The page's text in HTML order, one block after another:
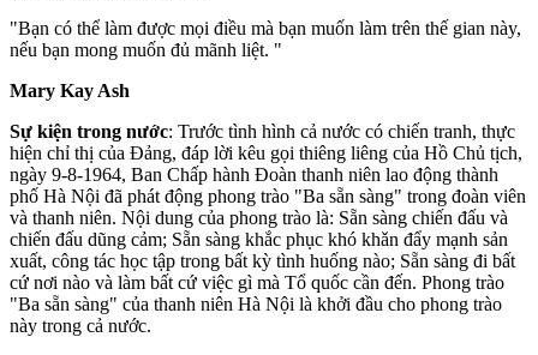
"Bạn có thể làm được mọi điều mà bạn muốn làm trên thế gian này,
nếu bạn mong muốn đủ mãnh liệt. "
Mary Kay Ash
Sự kiện trong nước: Trước tình hình cả nước có chiến tranh, thực
hiện chỉ thị của Đảng, đáp lời kêu gọi thiêng liêng của Hồ Chủ tịch,
ngày 9-8-1964, Ban Chấp hành Đoàn thanh niên lao động thành
phố Hà Nội đã phát động phong trào "Ba sẵn sàng" trong đoàn viên
và thanh niên. Nội dung của phong trào là: Sẵn sàng chiến đấu và
chiến đấu dũng cảm; Sẵn sàng khắc phục khó khǎn đẩy mạnh sản
xuất, công tác học tập trong bất kỳ tình huống nào; Sẵn sàng đi bất
cứ nơi nào và làm bất cứ việc gì mà Tổ quốc cần đến. Phong trào
"Ba sẵn sàng" của thanh niên Hà Nội là khởi đầu cho phong trào
này trong cả nước.